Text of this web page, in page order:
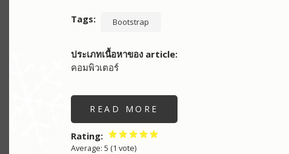
Tags Bootstrap
ประเภทเนื้อหาของ article
คอมพิวเตอร์
READ MORE
คือ
Rating
Average: 5 (1 vote)